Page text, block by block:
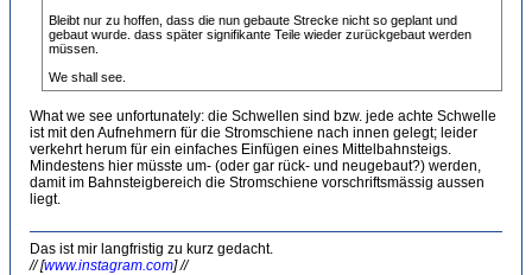
Bleibt nur zu hoffen, dass die nun gebaute Strecke nicht so geplant und
gebaut wurde. dass später signifikante Teile wieder zurückgebaut werden
müssen.
We shall see.
What we see unfortunately: die Schwellen sind bzw. jede achte Schwelle
ist mit den Aufnehmern für die Stromschiene nach innen gelegt; leider
verkehrt herum für ein einfaches Einfügen eines Mittelbahnsteigs.
Mindestens hier müsste um- (oder gar rück- und neugebaut?) werden,
damit im Bahnsteigbereich die Stromschiene vorschriftsmässig aussen
liegt.
Das ist mir langfristig zu kurz gedacht.
// [www.instagram.com] //